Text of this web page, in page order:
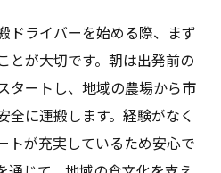
ドライバーを始める際、まず
とが大切です。朝は出発前の
タートし、地域の農場から市
全に運搬します。経験がなく
トが充実しているため安心で